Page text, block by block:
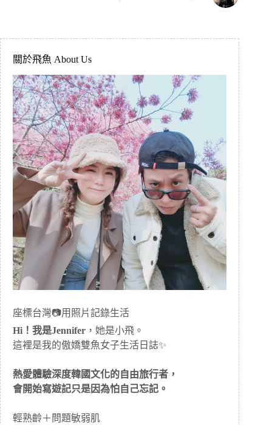
關於飛魚 About Us
座標台灣📷用照片記錄生活
Hi！我是Jennifer ，她是小飛。
這裡是我的傲嬌雙魚女子生活日誌✨
熱愛體驗深度韓國文化的自由旅行者，
會開始寫遊記只是因為怕自己忘記。
輕熟齡＋問題敏弱肌